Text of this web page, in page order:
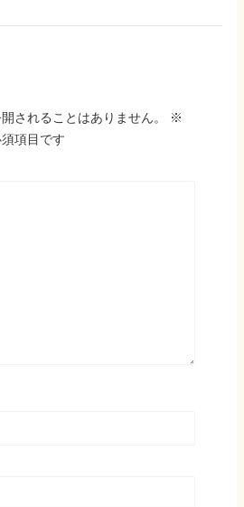
されることはありません。
※
項目です